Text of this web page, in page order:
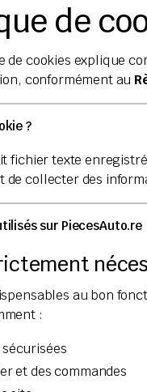
de
de cookies explique
conformément au
?
fichier texte
de collecter des
sur PiecesAuto.re
au bon
:
sécurisées
et des commandes